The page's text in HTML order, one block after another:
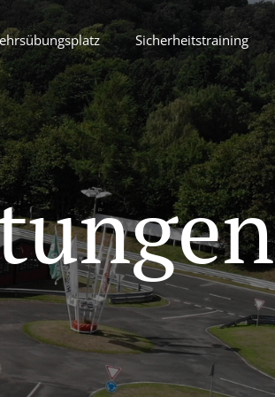
Sicherheitstraining